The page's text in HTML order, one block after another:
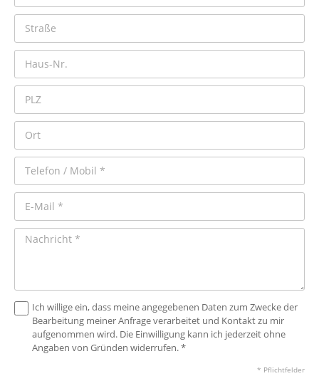
Ich willige ein, dass meine angegebenen Daten zum Zwecke der
Bearbeitung meiner Anfrage verarbeitet und Kontakt zu mir
aufgenommen wird. Die Einwilligung kann ich jederzeit ohne
Angaben von Gründen widerrufen. *
* Pflichtfelder